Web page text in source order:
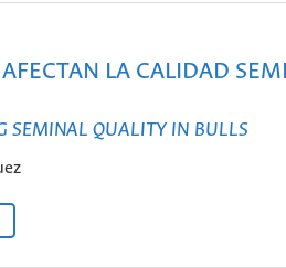
LA CALIDAD
SEMINAL QUALITY IN BULLS